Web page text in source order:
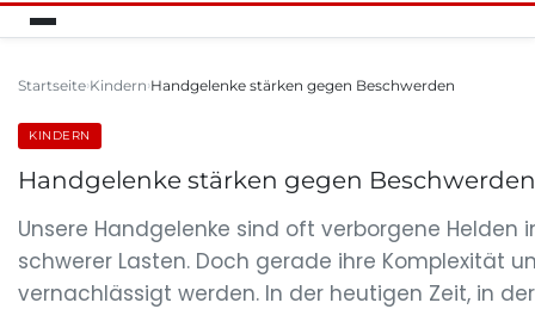
Startseite Kindern Handgelenke stärken gegen Beschwerden
KINDERN
Handgelenke stärken gegen Beschwerden
Unsere Handgelenke sind oft verborgene
schwerer Lasten. Doch gerade ihre Komplexität
vernachlässigt werden. In der heutigen Zeit, in